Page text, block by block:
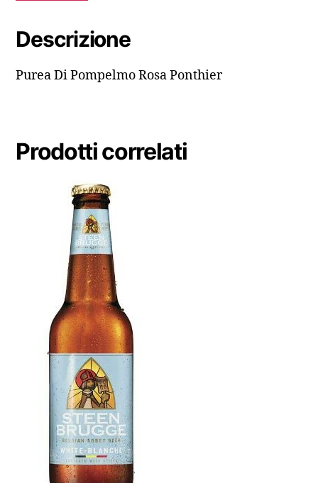
Descrizione
Purea Di Pompelmo Rosa Ponthier
Prodotti correlati